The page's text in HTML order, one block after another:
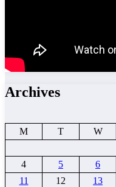
Archives
M
T W
4
5 6
11
12 13